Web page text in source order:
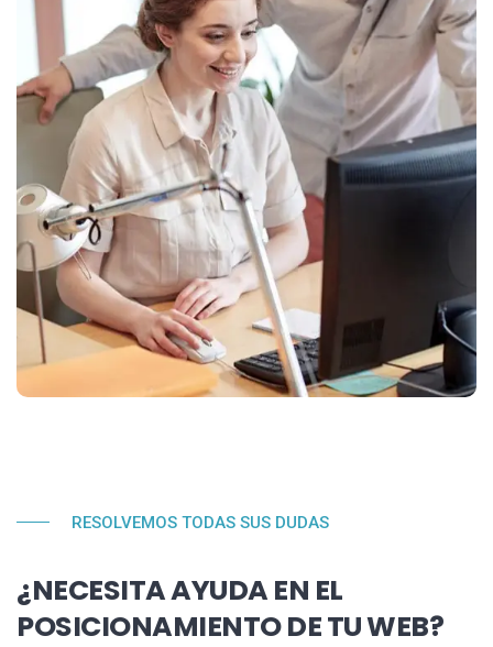
RESOLVEMOS TODAS SUS DUDAS
¿NECESITA AYUDA EN EL
POSICIONAMIENTO DE TU WEB?